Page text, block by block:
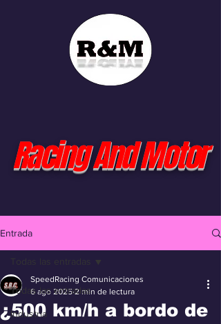
Racing And Motor
Entrada
Todas las entradas
Industria
Todas las entradas
¿500 km/h a bordo de
SpeedRacing Comunicaciones
6 ago 2025 2 min de lectura